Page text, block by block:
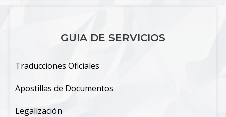
GUIA DE SERVICIOS
Traducciones Oficiales
Apostillas de Documentos
Legalización